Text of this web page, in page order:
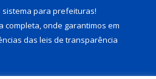
sistema para prefeituras!
completa, onde garantimos em
das leis de transparência